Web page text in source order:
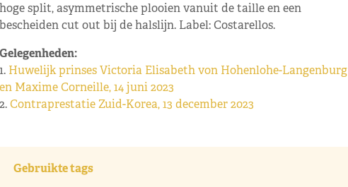
hoge split, asymmetrische plooien vanuit de taille en een
bescheiden cut out bij de halslijn. Label: Costarellos.
Gelegenheden:
1. Huwelijk prinses Victoria Elisabeth von Hohenlohe-Langenburg
en Maxime Corneille, 14 juni 2023
2.Contraprestatie Zuid-Korea, 13 december 2023
Gebruikte tags